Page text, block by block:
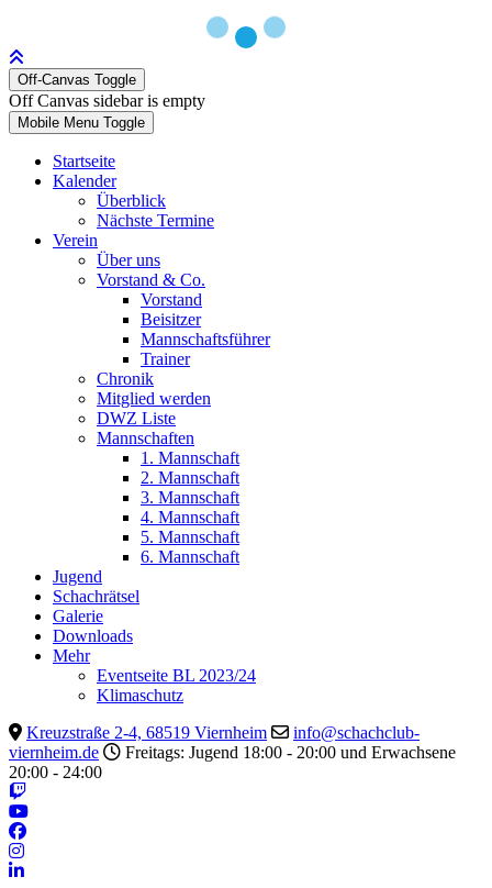
Off-Canvas Toggle
Off Canvas sidebar is empty
Mobile Menu Toggle
Startseite
Kalender
Überblick
Nächste Termine
Verein
Über uns
Vorstand & Co.
Vorstand
Beisitzer
Mannschaftsführer
Trainer
Chronik
Mitglied werden
DWZ Liste
Mannschaften
1. Mannschaft
2. Mannschaft
3. Mannschaft
4. Mannschaft
5. Mannschaft
6. Mannschaft
Jugend
Schachrätsel
Galerie
Downloads
Mehr
Eventseite BL 2023/24
Klimaschutz
Kreuzstraße 2-4, 68519 Viernheim
info@schachclub-
viernheim.de
Freitags: Jugend 18:00 - 20:00 und Erwachsene
20:00 - 24:00